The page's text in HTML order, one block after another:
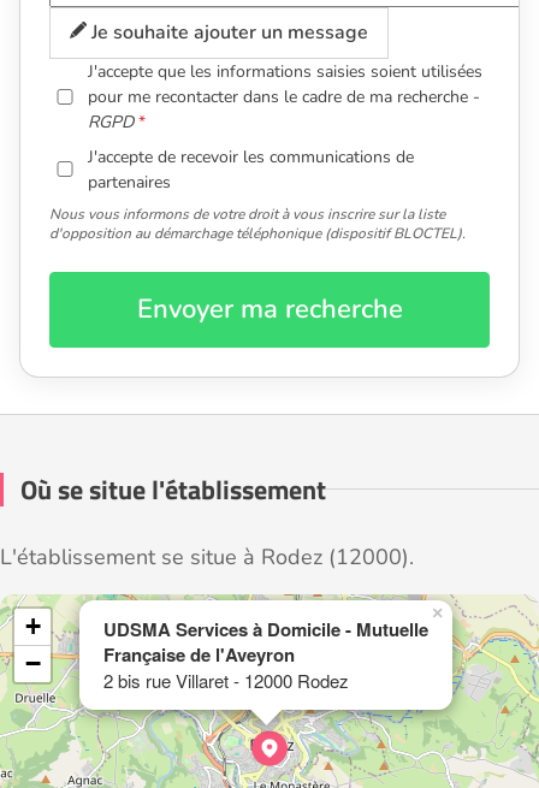
Je souhaite ajouter un message
J'accepte que les informations saisies soient utilisées
pour me recontacter dans le cadre de ma recherche -
RGPD
J'accepte de recevoir les communications de
partenaires
Nous vous informons de votre droit à vous inscrire sur la liste
d'opposition au démarchage téléphonique (dispositif BLOCTEL).
Envoyer ma recherche
Où se situe l'établissement
L'établissement se situe à Rodez (12000).
UDSMA Services à Domicile - Mutuelle
Française de l'Aveyron
2 bis rue Villaret - 12000 Rodez
×
+
−